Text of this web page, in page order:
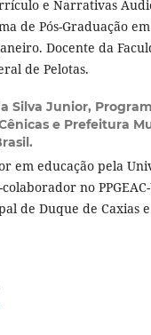
e Narrativas
de Pós-Graduação
Docente da
de Pelotas.
Silva Junior,
e Prefeitura
em educação pela
no
de Duque de Caxias